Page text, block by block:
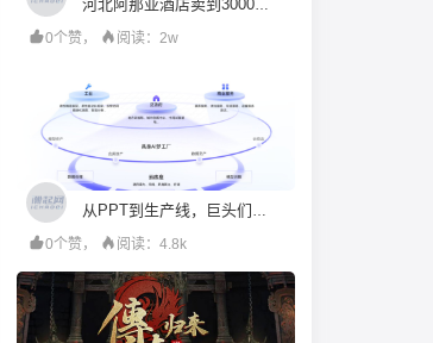
河北阿那亚酒店卖到3000块一晚，可馋死广州九龙湖了
0个赞，
阅读：2w
从PPT到生产线，巨头们跨过具身智能“理想国”
0个赞，
阅读：4.8k